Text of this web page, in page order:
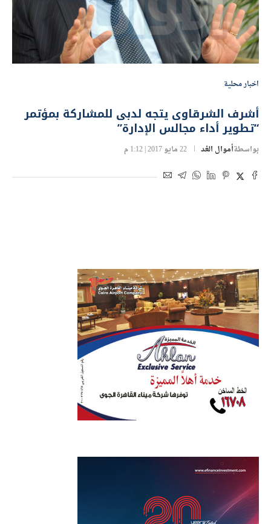
اخبار محلية
أشرف الشرقاوى يتجه لدبى للمشاركة بمؤتمر
“تطوير أداء مجالس الإدارة”
بواسطةأموال الغد 22 مايو 2017 | 1:12 م